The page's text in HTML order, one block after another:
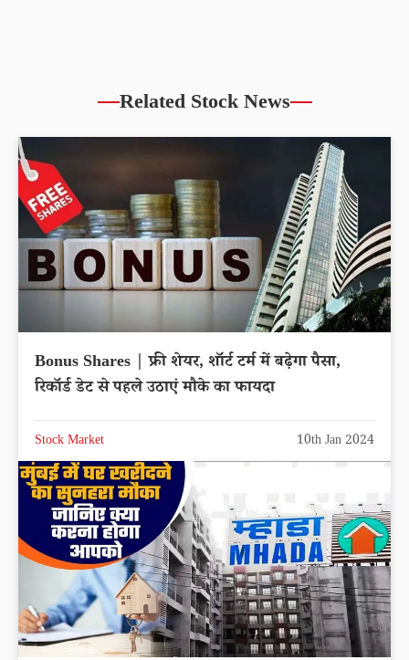
Related Stock News
Bonus Shares | फ्री शेयर, शॉर्ट टर्म में बढ़ेगा पैसा,
रिकॉर्ड डेट से पहले उठाएं मौके का फायदा
Stock Market 10th Jan 2024